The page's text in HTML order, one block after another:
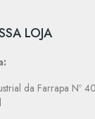
LOJA
da Farrapa Nº